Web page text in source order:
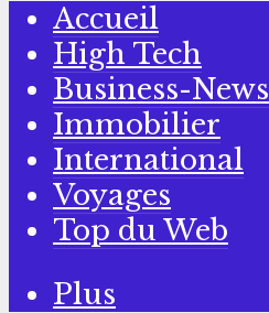
Accueil
High Tech
Business-News
Immobilier
International
Voyages
Top du Web
Plus